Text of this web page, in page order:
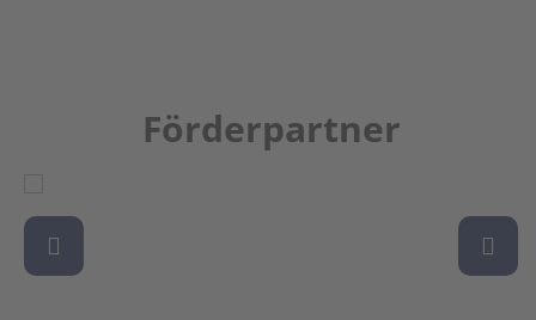
Förderpartner